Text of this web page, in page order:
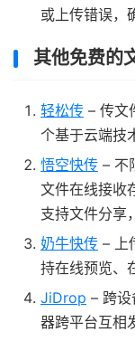
或上传错误，
其他免费的
轻松传 – 传文
个基于云端技
悟空快传 – 不
文件在线接收
支持文件分享
奶牛快传 – 上
持在线预览、
JiDrop – 跨
器跨平台互相